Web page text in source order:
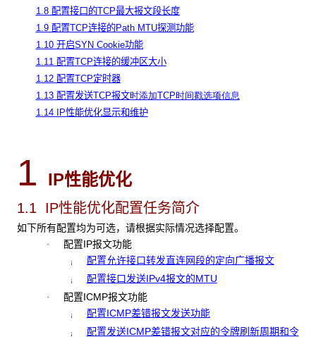
1.8 配置接口的TCP最大报文段长度
1.9 配置TCP连接的Path MTU探测功能
1.10 开启SYN Cookie功能
1.11 配置TCP连接的缓冲区大小
1.12 配置TCP定时器
1.13 配置发送TCP报文时添加TCP时间戳选项信息
1.14 IP性能优化显示和维护
1 IP性能优化
1.1 IP性能优化配置任务简介
如下所有配置均为可选，请根据实际情况选择配置。
· 配置IP报文功能
¡ 配置允许接口转发直连网段的定向广播报文
¡ 配置接口发送IPv4报文的MTU
· 配置ICMP报文功能
¡ 配置ICMP差错报文发送功能
¡
配置发送ICMP差错报文对应的令牌刷新周期和令